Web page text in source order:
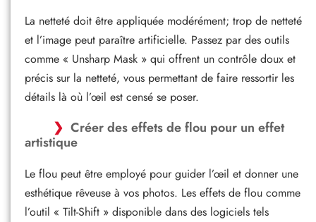
La netteté doit être appliquée modérément; trop de netteté
et l’image peut paraître artificielle. Passez par des outils
comme « Unsharp Mask » qui offrent un contrôle doux et
précis sur la netteté, vous permettant de faire ressortir les
détails là où l’œil est censé se poser.
Créer des effets de flou pour un effet
artistique
Le flou peut être employé pour guider l’œil et donner une
esthétique rêveuse à vos photos. Les effets de flou comme
l’outil « Tilt-Shift » disponible dans des logiciels tels